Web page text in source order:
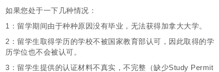
如果您处于一下几种情况：
1：留学期间由于种种原因没有毕业，无法获得加拿大大学。
2：留学生取得学历的学校不被国家教育部认可，因此取得的学
历学位也不会被认可。
3：留学生提供的认证材料不真实，不完整（缺少Study Permit